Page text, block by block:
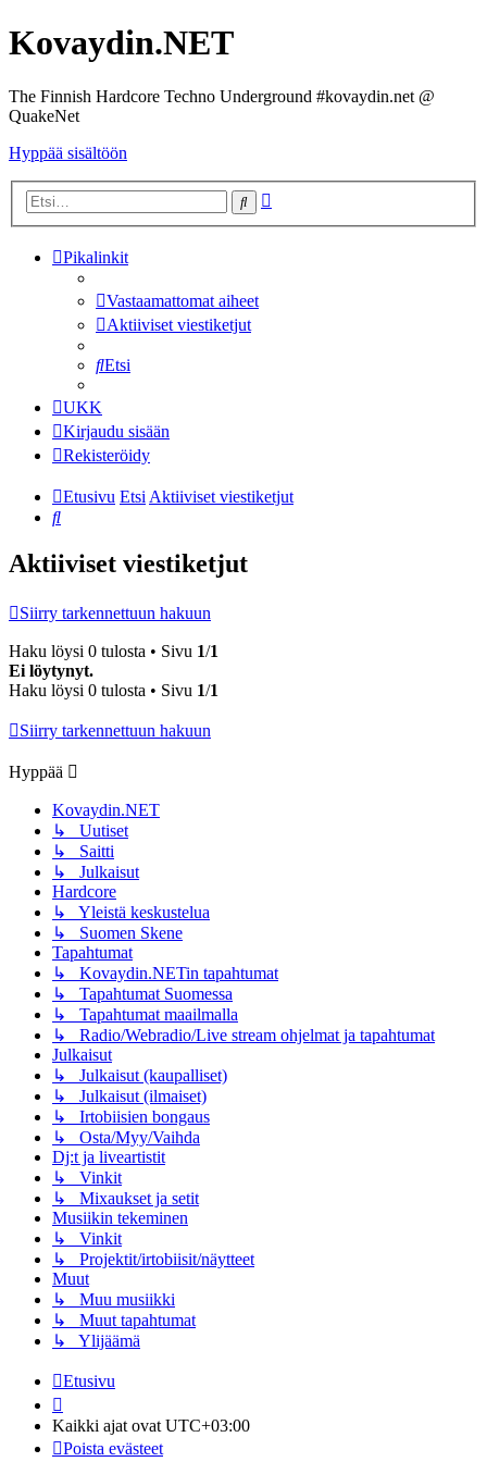
Kovaydin.NET
The Finnish Hardcore Techno Underground #kovaydin.net @
QuakeNet
Hyppää sisältöön
Etsi
Pikalinkit
Vastaamattomat aiheet
Aktiiviset viestiketjut
Etsi
UKK
Kirjaudu sisään
Rekisteröidy
Etusivu EtsiAktiiviset viestiketjut
Etsi
Aktiiviset viestiketjut
Siirry tarkennettuun hakuun
Haku löysi 0 tulosta • Sivu 1/1
Ei löytynyt.
Haku löysi 0 tulosta • Sivu 1/1
Siirry tarkennettuun hakuun
Hyppää
Kovaydin.NET
↳ Uutiset
↳ Saitti
↳ Julkaisut
Hardcore
↳ Yleistä keskustelua
↳ Suomen Skene
Tapahtumat
↳ Kovaydin.NETin tapahtumat
↳ Tapahtumat Suomessa
↳ Tapahtumat maailmalla
↳ Radio/Webradio/Live stream ohjelmat ja tapahtumat
Julkaisut
↳ Julkaisut (kaupalliset)
↳ Julkaisut (ilmaiset)
↳ Irtobiisien bongaus
↳ Osta/Myy/Vaihda
Dj:t ja liveartistit
↳ Vinkit
↳ Mixaukset ja setit
Musiikin tekeminen
↳ Vinkit
↳ Projektit/irtobiisit/näytteet
Muut
↳ Muu musiikki
↳ Muut tapahtumat
↳ Ylijäämä
Etusivu
Kaikki ajat ovat UTC+03:00
Poista evästeet